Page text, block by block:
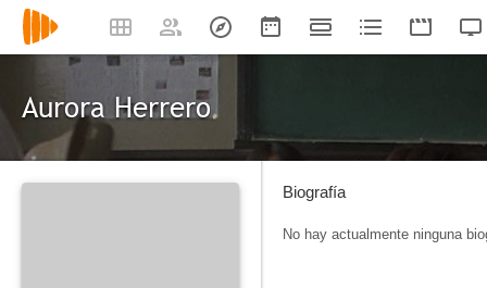
Aurora Herrero
Biografía
No hay actualmente ninguna